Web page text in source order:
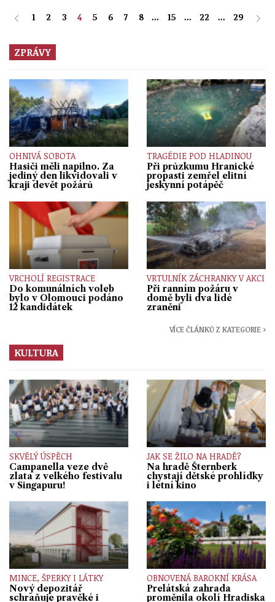
1 2 3 4 5 6 7 8 ... 15 ... 22 ... 29
ZPRÁVY
OHNIVÁ SOBOTA
Hasiči měli napilno. Za
jediný den likvidovali v
kraji devět požárů
TRAGÉDIE POD HLADINOU
Při průzkumu Hranické
propasti zemřel elitní
jeskynní potápěč
VRCHOLÍ REGISTRACE
Do komunálních voleb
bylo v Olomouci podáno
12 kandidátek
VRTULNÍK ZÁCHRANKY V AKCI
Při ranním požáru v
domě byli dva lidé
zraněni
VÍCE ČLÁNKŮ Z KATEGORIE ›
KULTURA
SKVĚLÝ ÚSPĚCH
Campanella veze dvě
zlata z velkého festivalu
v Singapuru!
JAK SE ŽILO NA HRADĚ?
Na hradě Šternberk
chystají dětské prohlídky
i letní kino
MINCE, ŠPERKY I LÁTKY
Nový depozitář
schraňuje pravěké i
OBNOVENÁ BAROKNÍ KRÁSA
Prelátská zahrada
proměnila okolí Hradiska